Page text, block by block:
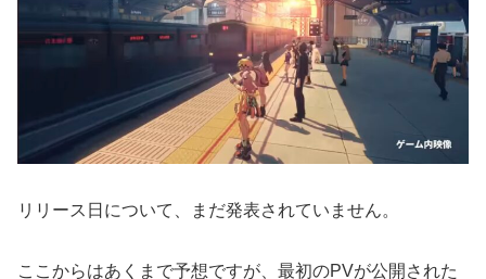
リリース日について、まだ発表されていません。
ここからはあくまで予想ですが、最初のPVが公開された